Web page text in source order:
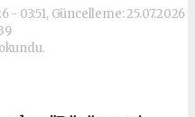
- 03:51, Güncelleme: 25.07.2026